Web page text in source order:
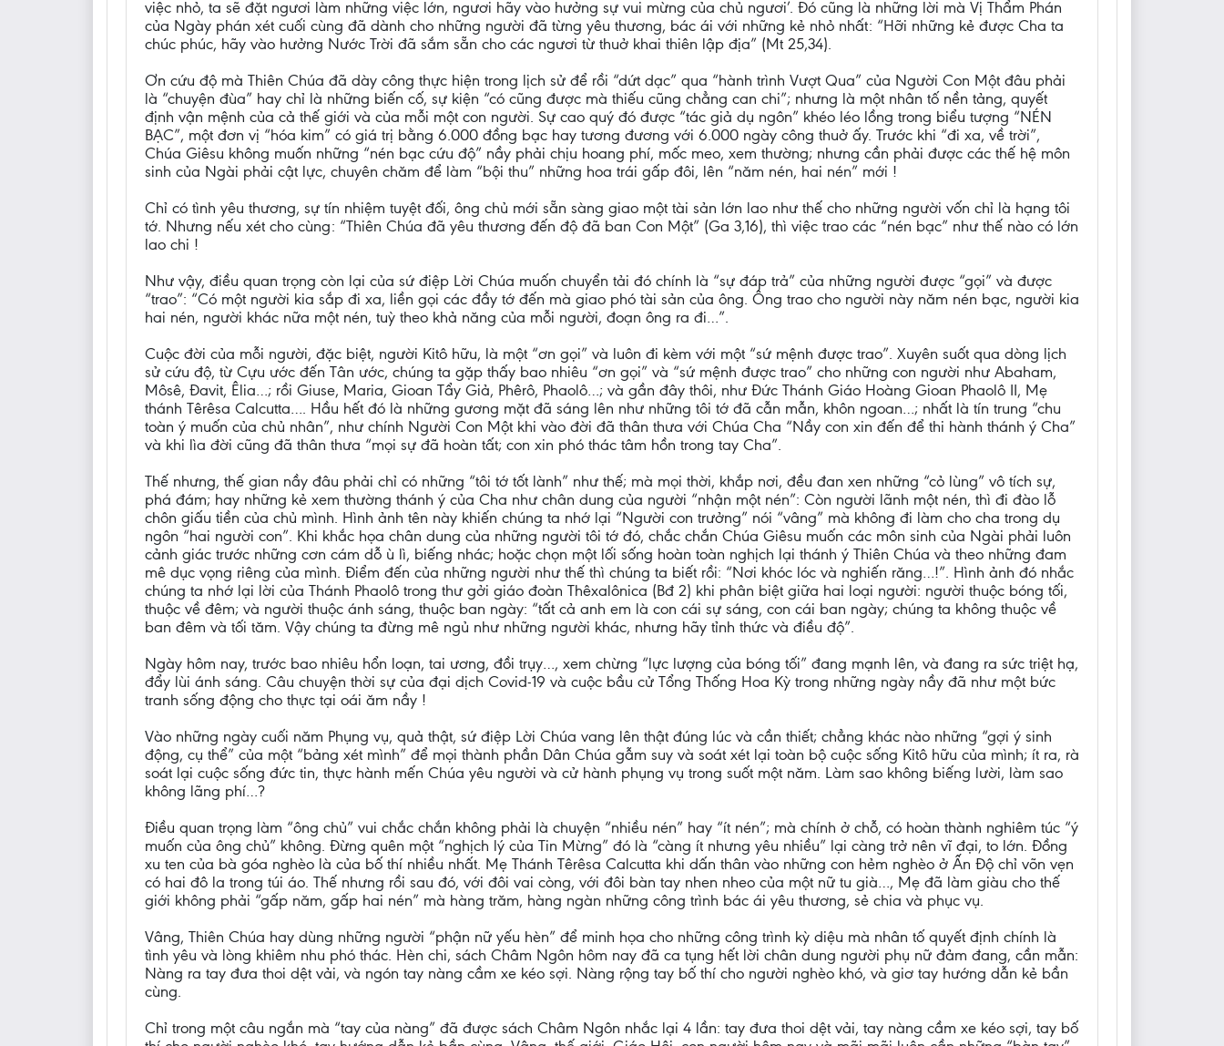
việc nhỏ, ta sẽ đặt ngươi làm những việc lớn, ngươi hãy vào hưởng sự vui mừng của chủ ngươi’. Đó cũng là những lời mà Vị Thẩm Phán
của Ngày phán xét cuối cùng đã dành cho những người đã từng yêu thương, bác ái với những kẻ nhỏ nhất: “Hỡi những kẻ được Cha ta
chúc phúc, hãy vào hưởng Nước Trời đã sắm sẵn cho các ngươi từ thuở khai thiên lập địa” (Mt 25,34).
Ơn cứu độ mà Thiên Chúa đã dày công thực hiện trong lịch sử để rồi “dứt dạc” qua “hành trình Vượt Qua” của Người Con Một đâu phải
là “chuyện đùa” hay chỉ là những biến cố, sự kiện “có cũng được mà thiếu cũng chẳng can chi”; nhưng là một nhân tố nền tảng, quyết
định vận mệnh của cả thế giới và của mỗi một con người. Sự cao quý đó được “tác giả dụ ngôn” khéo léo lồng trong biểu tượng “NÉN
BẠC”, một đơn vị “hóa kim” có giá trị bằng 6.000 đồng bạc hay tương đương với 6.000 ngày công thuở ấy. Trước khi “đi xa, về trời”,
Chúa Giêsu không muốn những “nén bạc cứu độ” nầy phải chịu hoang phí, mốc meo, xem thường; nhưng cần phải được các thế hệ môn
sinh của Ngài phải cật lực, chuyên chăm để làm “bội thu” những hoa trái gấp đôi, lên “năm nén, hai nén” mới !
Chỉ có tình yêu thương, sự tín nhiệm tuyệt đối, ông chủ mới sẵn sàng giao một tài sản lớn lao như thế cho những người vốn chỉ là hạng tôi
tớ. Nhưng nếu xét cho cùng: “Thiên Chúa đã yêu thương đến độ đã ban Con Một” (Ga 3,16), thì việc trao các “nén bạc” như thế nào có lớn
lao chi !
Như vậy, điều quan trọng còn lại của sứ điệp Lời Chúa muốn chuyển tải đó chính là “sự đáp trả” của những người được “gọi” và được
“trao”: “Có một người kia sắp đi xa, liền gọi các đầy tớ đến mà giao phó tài sản của ông. Ông trao cho người này năm nén bạc, người kia
hai nén, người khác nữa một nén, tuỳ theo khả năng của mỗi người, đoạn ông ra đi…”.
Cuộc đời của mỗi người, đặc biệt, người Kitô hữu, là một “ơn gọi” và luôn đi kèm với một “sứ mệnh được trao”. Xuyên suốt qua dòng lịch
sử cứu độ, từ Cựu ước đến Tân ước, chúng ta gặp thấy bao nhiêu “ơn gọi” và “sứ mệnh được trao” cho những con người như Abaham,
Môsê, Đavit, Êlia…; rồi Giuse, Maria, Gioan Tẩy Giả, Phêrô, Phaolô…; và gần đây thôi, như Đức Thánh Giáo Hoàng Gioan Phaolô II, Mẹ
thánh Têrêsa Calcutta…. Hầu hết đó là những gương mặt đã sáng lên như những tôi tớ đã cẫn mẫn, khôn ngoan…; nhất là tín trung “chu
toàn ý muốn của chủ nhân”, như chính Người Con Một khi vào đời đã thân thưa với Chúa Cha “Nầy con xin đến để thi hành thánh ý Cha”
và khi lìa đời cũng đã thân thưa “mọi sự đã hoàn tất; con xin phó thác tâm hồn trong tay Cha”.
Thế nhưng, thế gian nầy đâu phải chỉ có những “tôi tớ tốt lành” như thế; mà mọi thời, khắp nơi, đều đan xen những “cỏ lùng” vô tích sự,
phá đám; hay những kẻ xem thường thánh ý của Cha như chân dung của người “nhận một nén”: Còn người lãnh một nén, thì đi đào lỗ
chôn giấu tiền của chủ mình. Hình ảnh tên này khiến chúng ta nhớ lại “Người con trưởng” nói “vâng” mà không đi làm cho cha trong dụ
ngôn “hai người con”. Khi khắc họa chân dung của những người tôi tớ đó, chắc chắn Chúa Giêsu muốn các môn sinh của Ngài phải luôn
cảnh giác trước những cơn cám dỗ ù lì, biếng nhác; hoặc chọn một lối sống hoàn toàn nghịch lại thánh ý Thiên Chúa và theo những đam
mê dục vọng riêng của mình. Điểm đến của những người như thế thì chúng ta biết rồi: “Nơi khóc lóc và nghiến răng…!”. Hình ảnh đó nhắc
chúng ta nhớ lại lời của Thánh Phaolô trong thư gởi giáo đoàn Thêxalônica (Bđ 2) khi phân biệt giữa hai loại người: người thuộc bóng tối,
thuộc về đêm; và người thuộc ánh sáng, thuộc ban ngày: “tất cả anh em là con cái sự sáng, con cái ban ngày; chúng ta không thuộc về
ban đêm và tối tăm. Vậy chúng ta đừng mê ngủ như những người khác, nhưng hãy tỉnh thức và điều độ”.
Ngày hôm nay, trước bao nhiêu hổn loạn, tai ương, đồi trụy…, xem chừng “lực lượng của bóng tối” đang mạnh lên, và đang ra sức triệt hạ,
đẩy lùi ánh sáng. Câu chuyện thời sự của đại dịch Covid-19 và cuộc bầu cử Tổng Thống Hoa Kỳ trong những ngày nầy đã như một bức
tranh sống động cho thực tại oái ăm nầy !
Vào những ngày cuối năm Phụng vụ, quả thật, sứ điệp Lời Chúa vang lên thật đúng lúc và cần thiết; chẳng khác nào những “gợi ý sinh
động, cụ thể” của một “bảng xét mình” để mọi thành phần Dân Chúa gẫm suy và soát xét lại toàn bộ cuộc sống Kitô hữu của mình; ít ra, rà
soát lại cuộc sống đức tin, thực hành mến Chúa yêu người và cử hành phụng vụ trong suốt một năm. Làm sao không biếng lười, làm sao
không lãng phí…?
Điều quan trọng làm “ông chủ” vui chắc chắn không phải là chuyện “nhiều nén” hay “ít nén”; mà chính ở chỗ, có hoàn thành nghiêm túc “ý
muốn của ông chủ” không. Đừng quên một “nghịch lý của Tin Mừng” đó là “càng ít nhưng yêu nhiều” lại càng trở nên vĩ đại, to lớn. Đồng
xu ten của bà góa nghèo là của bố thí nhiều nhất. Mẹ Thánh Têrêsa Calcutta khi dấn thân vào những con hẻm nghèo ở Ấn Độ chỉ võn vẹn
có hai đô la trong túi áo. Thế nhưng rồi sau đó, với đôi vai còng, với đôi bàn tay nhen nheo của một nữ tu già…, Mẹ đã làm giàu cho thế
giới không phải “gấp năm, gấp hai nén” mà hàng trăm, hàng ngàn những công trình bác ái yêu thương, sẻ chia và phục vụ.
Vâng, Thiên Chúa hay dùng những người “phận nữ yếu hèn” để minh họa cho những công trình kỳ diệu mà nhân tố quyết định chính là
tình yêu và lòng khiêm nhu phó thác. Hèn chi, sách Châm Ngôn hôm nay đã ca tụng hết lời chân dung người phụ nữ đảm đang, cần mẫn:
Nàng ra tay đưa thoi dệt vải, và ngón tay nàng cầm xe kéo sợi. Nàng rộng tay bố thí cho người nghèo khó, và giơ tay hướng dẫn kẻ bần
cùng.
Chỉ trong một câu ngắn mà “tay của nàng” đã được sách Châm Ngôn nhắc lại 4 lần: tay đưa thoi dệt vải, tay nàng cầm xe kéo sợi, tay bố